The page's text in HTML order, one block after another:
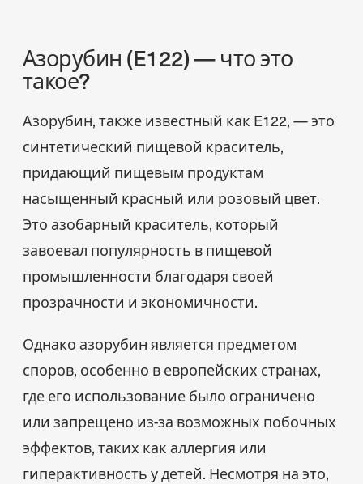
Азорубин (E122) — что это
такое?
Азорубин, также известный как E122, — это
синтетический пищевой краситель,
придающий пищевым продуктам
насыщенный красный или розовый цвет.
Это азобарный краситель, который
завоевал популярность в пищевой
промышленности благодаря своей
прозрачности и экономичности.
Однако азорубин является предметом
споров, особенно в европейских странах,
где его использование было ограничено
или запрещено из-за возможных побочных
эффектов, таких как аллергия или
гиперактивность у детей. Несмотря на это,